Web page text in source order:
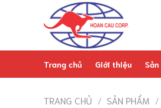
Trang chủ Giới thiệu
TRANG CHỦ / SẢN PHẨM /